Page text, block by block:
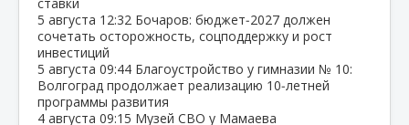
5 августа 12:32 Бочаров: бюджет‑2027 должен
сочетать осторожность, соцподдержку и рост
инвестиций
5 августа 09:44 Благоустройство у гимназии № 10:
Волгоград продолжает реализацию 10‑летней
программы развития
4 августа 09:15 Музей СВО у Мамаева